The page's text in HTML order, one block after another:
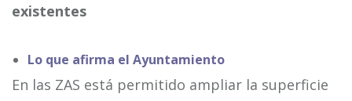
existentes
Lo que afirma el Ayuntamiento
En las ZAS está permitido ampliar la superficie